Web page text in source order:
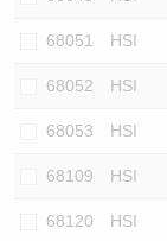
68051 HSI
68052 HSI
68053 HSI
68109 HSI
68120 HSI